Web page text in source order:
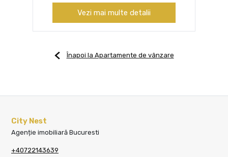
Vezi mai multe detalii
Înapoi la Apartamente de vânzare
City Nest
Agenție imobiliară Bucuresti
+40722143639